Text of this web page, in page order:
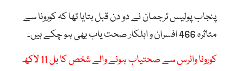
پنجاب پولیس ترجمان نے دو دن قبل بتایا تھا کہ کورونا سے
متاثرہ 466 افسران و اہلکار صحت یاب بھی ہو چکے ہیں۔
کورونا وائرس سے صحتیاب ہونے والے شخص کا بل 11 لاکھ